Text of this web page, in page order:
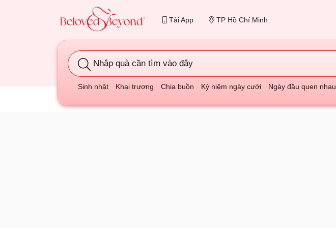
Tải App TP Hồ Chí Minh
Nhập quà cần tìm vào đây
Sinh nhật Khai trương Chia buồn Kỷ niệm ngày cưới Ngày đầu quen nhau